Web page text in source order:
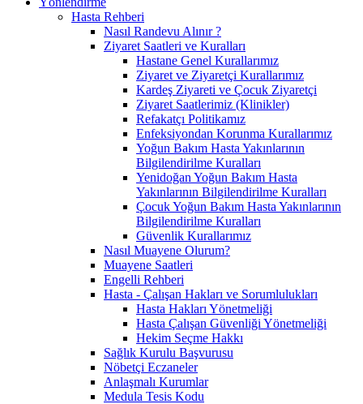
Hasta Rehberi
Nasıl Randevu Alınır ?
Ziyaret Saatleri ve Kuralları
Hastane Genel Kurallarımız
Ziyaret ve Ziyaretçi Kurallarımız
Kardeş Ziyareti ve Çocuk Ziyaretçi
Ziyaret Saatlerimiz (Klinikler)
Refakatçı Politikamız
Enfeksiyondan Korunma Kurallarımız
Yoğun Bakım Hasta Yakınlarının
Bilgilendirilme Kuralları
Yenidoğan Yoğun Bakım Hasta
Yakınlarının Bilgilendirilme Kuralları
Çocuk Yoğun Bakım Hasta Yakınlarının
Bilgilendirilme Kuralları
Güvenlik Kurallarımız
Nasıl Muayene Olurum?
Muayene Saatleri
Engelli Rehberi
Hasta - Çalışan Hakları ve Sorumlulukları
Hasta Hakları Yönetmeliği
Hasta Çalışan Güvenliği Yönetmeliği
Hekim Seçme Hakkı
Sağlık Kurulu Başvurusu
Nöbetçi Eczaneler
Anlaşmalı Kurumlar
Medula Tesis Kodu